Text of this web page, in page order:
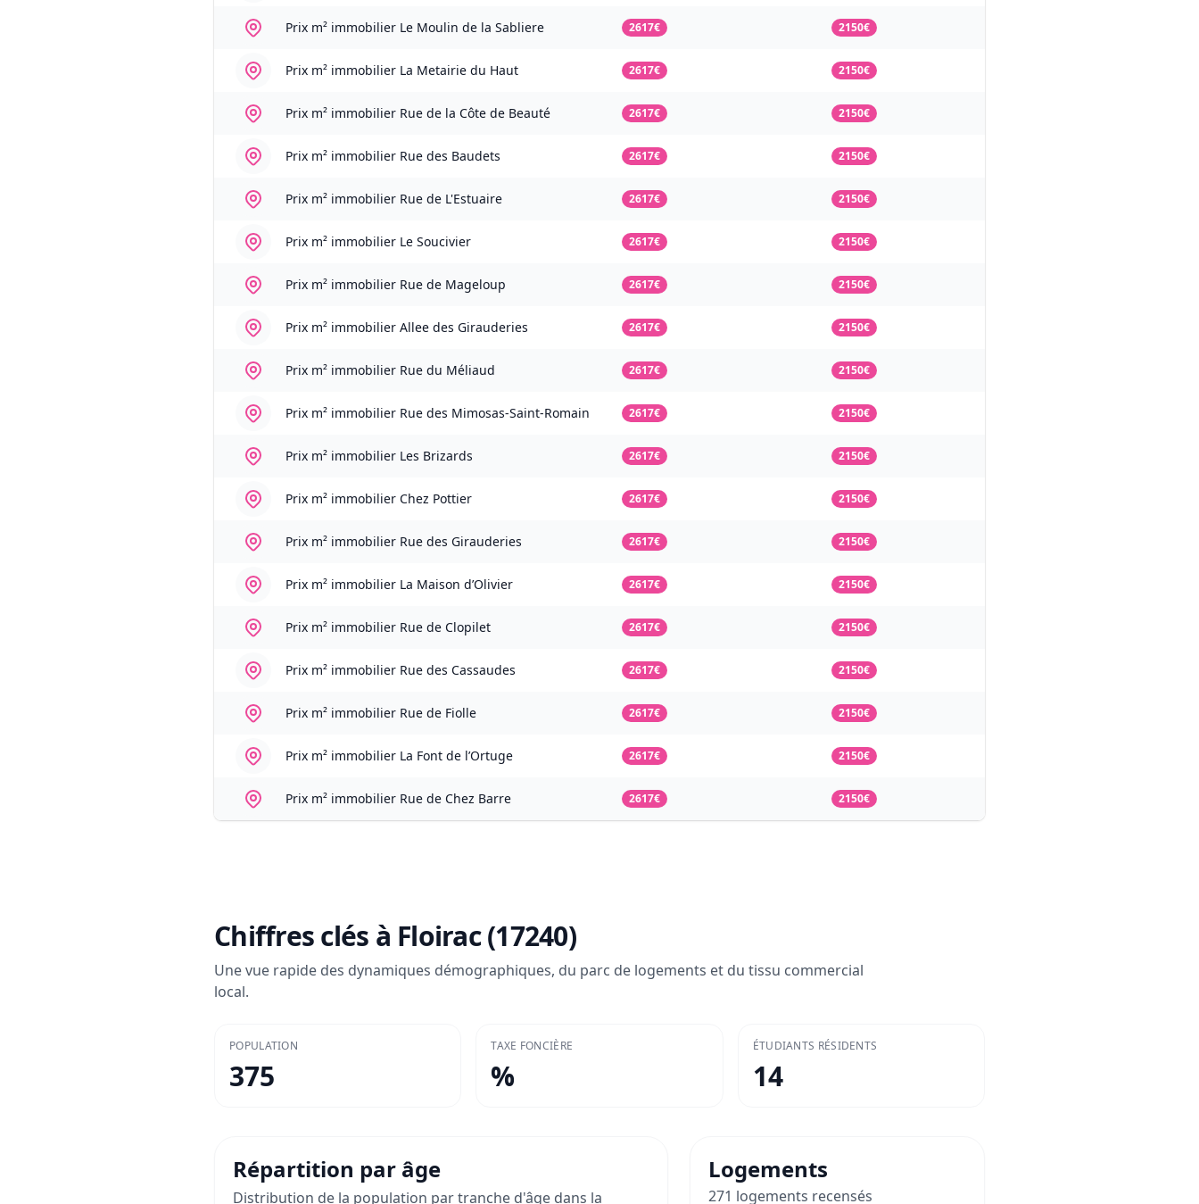
Prix m² immobilier Le Moulin de la Sabliere 2617€ 2150€
Prix m² immobilier La Metairie du Haut 2617€ 2150€
Prix m² immobilier Rue de la Côte de Beauté 2617€ 2150€
Prix m² immobilier Rue des Baudets 2617€ 2150€
Prix m² immobilier Rue de L'Estuaire 2617€ 2150€
Prix m² immobilier Le Soucivier 2617€ 2150€
Prix m² immobilier Rue de Mageloup 2617€ 2150€
Prix m² immobilier Allee des Girauderies 2617€ 2150€
Prix m² immobilier Rue du Méliaud 2617€ 2150€
Prix m² immobilier Rue des Mimosas-Saint-Romain 2617€ 2150€
Prix m² immobilier Les Brizards 2617€ 2150€
Prix m² immobilier Chez Pottier 2617€ 2150€
Prix m² immobilier Rue des Girauderies 2617€ 2150€
Prix m² immobilier La Maison d’Olivier 2617€ 2150€
Prix m² immobilier Rue de Clopilet 2617€ 2150€
Prix m² immobilier Rue des Cassaudes 2617€ 2150€
Prix m² immobilier Rue de Fiolle 2617€ 2150€
Prix m² immobilier La Font de l’Ortuge 2617€ 2150€
Prix m² immobilier Rue de Chez Barre 2617€ 2150€
Chiffres clés à Floirac (17240)
Une vue rapide des dynamiques démographiques, du parc de logements et du tissu commercial
local.
POPULATION
375
TAXE FONCIÈRE
%
ÉTUDIANTS RÉSIDENTS
14
Répartition par âge
Distribution de la population par tranche d'âge dans la
Logements
271 logements recensés